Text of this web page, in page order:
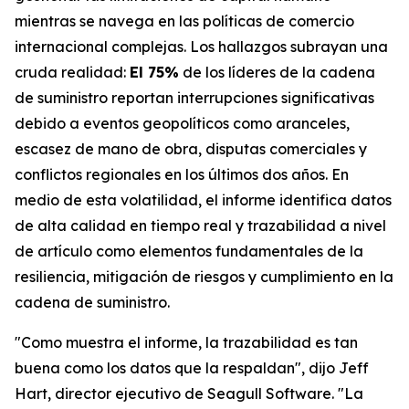
mientras se navega en las políticas de comercio
internacional complejas. Los hallazgos subrayan una
cruda realidad: El 75% de los líderes de la cadena
de suministro reportan interrupciones significativas
debido a eventos geopolíticos como aranceles,
escasez de mano de obra, disputas comerciales y
conflictos regionales en los últimos dos años. En
medio de esta volatilidad, el informe identifica datos
de alta calidad en tiempo real y trazabilidad a nivel
de artículo como elementos fundamentales de la
resiliencia, mitigación de riesgos y cumplimiento en la
cadena de suministro.
"Como muestra el informe, la trazabilidad es tan
buena como los datos que la respaldan", dijo Jeff
Hart, director ejecutivo de Seagull Software. "La